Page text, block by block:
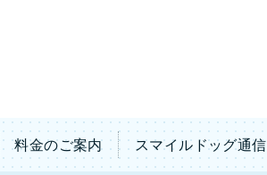
料金のご案内 スマイルドッグ通信